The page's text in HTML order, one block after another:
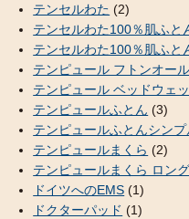
テンセルわた (2)
テンセルわた100％肌ふと
テンセルわた100％肌ふと
テンピュール フトンオー
テンピュール ベッドウェ
テンピュールふとん (3)
テンピュールふとんシンプ
テンピュールまくら (2)
テンピュールまくら ロン
ドイツへのEMS (1)
ドクターパッド (1)